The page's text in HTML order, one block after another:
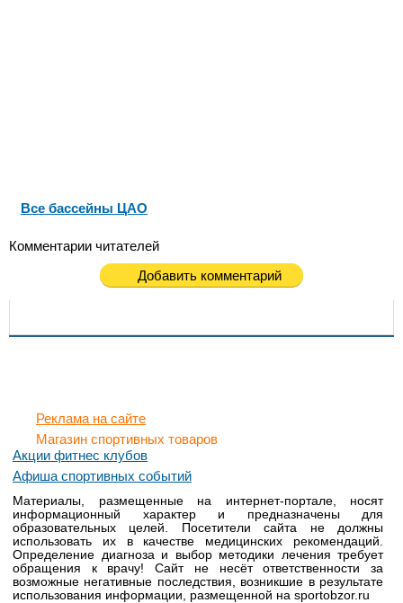
Все бассейны ЦАО
Комментарии читателей
Добавить комментарий
Реклама на сайте
Магазин спортивных товаров
Акции фитнес клубов
Афиша спортивных событий
Материалы, размещенные на интернет-портале, носят
информационный характер и предназначены для
образовательных целей. Посетители сайта не должны
использовать их в качестве медицинских рекомендаций.
Определение диагноза и выбор методики лечения требует
обращения к врачу! Сайт не несёт ответственности за
возможные негативные последствия, возникшие в результате
использования информации, размещенной на sportobzor.ru